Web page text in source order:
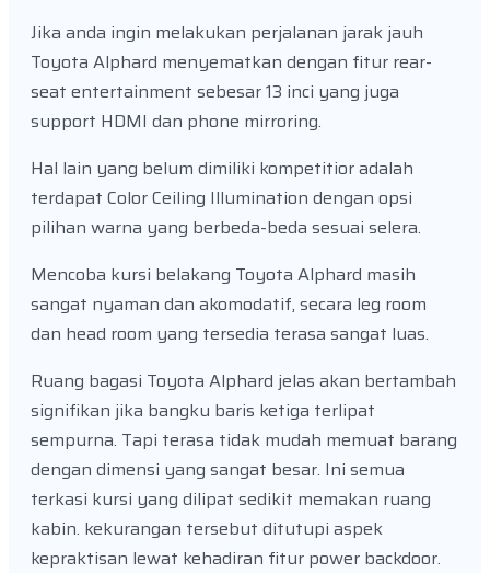
Jika anda ingin melakukan perjalanan jarak jauh
Toyota Alphard menyematkan dengan fitur rear-
seat entertainment sebesar 13 inci yang juga
support HDMI dan phone mirroring.
Hal lain yang belum dimiliki kompetitior adalah
terdapat Color Ceiling Illumination dengan opsi
pilihan warna yang berbeda-beda sesuai selera.
Mencoba kursi belakang Toyota Alphard masih
sangat nyaman dan akomodatif, secara leg room
dan head room yang tersedia terasa sangat luas.
Ruang bagasi Toyota Alphard jelas akan bertambah
signifikan jika bangku baris ketiga terlipat
sempurna. Tapi terasa tidak mudah memuat barang
dengan dimensi yang sangat besar. Ini semua
terkasi kursi yang dilipat sedikit memakan ruang
kabin. kekurangan tersebut ditutupi aspek
kepraktisan lewat kehadiran fitur power backdoor.